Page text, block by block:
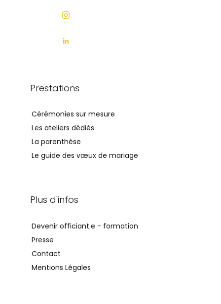
Prestations
Cérémonies sur mesure
Les ateliers dédiés
La parenthèse
Le guide des vœux de mariage
Plus d'infos
Devenir officiant.e - formation
Presse
Contact
Mentions Légales